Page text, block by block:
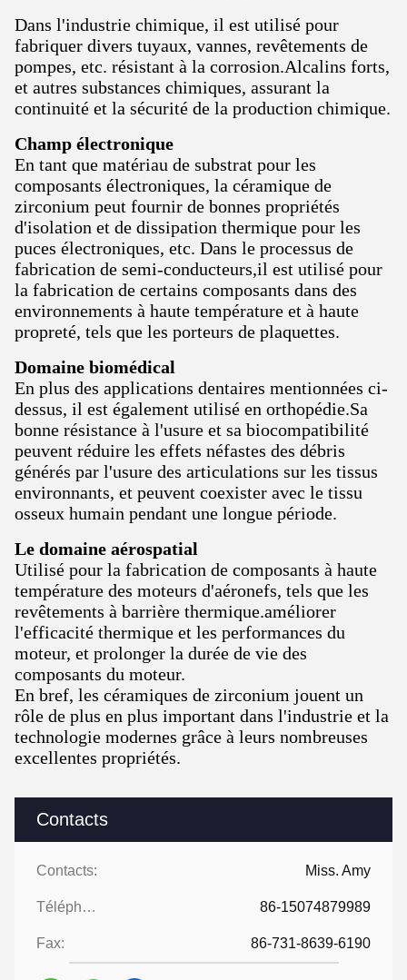
Contacts
Contacts: Miss. Amy
Téléphone: 86-15074879989
Fax: 86-731-8639-6190
Dans l'industrie chimique, il est utilisé pour
fabriquer divers tuyaux, vannes, revêtements de
pompes, etc. résistant à la corrosion.Alcalins forts,
et autres substances chimiques, assurant la
continuité et la sécurité de la production chimique.
Champ électronique
En tant que matériau de substrat pour les
composants électroniques, la céramique de
zirconium peut fournir de bonnes propriétés
d'isolation et de dissipation thermique pour les
puces électroniques, etc. Dans le processus de
fabrication de semi-conducteurs,il est utilisé pour
la fabrication de certains composants dans des
environnements à haute température et à haute
propreté, tels que les porteurs de plaquettes.
Domaine biomédical
En plus des applications dentaires mentionnées ci-
dessus, il est également utilisé en orthopédie.Sa
bonne résistance à l'usure et sa biocompatibilité
peuvent réduire les effets néfastes des débris
générés par l'usure des articulations sur les tissus
environnants, et peuvent coexister avec le tissu
osseux humain pendant une longue période.
Le domaine aérospatial
Utilisé pour la fabrication de composants à haute
température des moteurs d'aéronefs, tels que les
revêtements à barrière thermique.améliorer
l'efficacité thermique et les performances du
moteur, et prolonger la durée de vie des
composants du moteur.
En bref, les céramiques de zirconium jouent un
rôle de plus en plus important dans l'industrie et la
technologie modernes grâce à leurs nombreuses
excellentes propriétés.